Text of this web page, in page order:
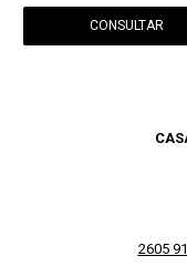
CONSULTAR
2605